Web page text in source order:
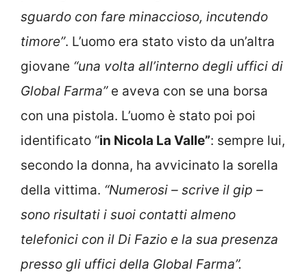
sguardo con fare minaccioso, incutendo
timore”. L’uomo era stato visto da un’altra
giovane “una volta all’interno degli uffici di
Global Farma” e aveva con se una borsa
con una pistola. L’uomo è stato poi poi
identificato “in Nicola La Valle”: sempre lui,
secondo la donna, ha avvicinato la sorella
della vittima. “Numerosi – scrive il gip –
sono risultati i suoi contatti almeno
telefonici con il Di Fazio e la sua presenza
presso gli uffici della Global Farma”.